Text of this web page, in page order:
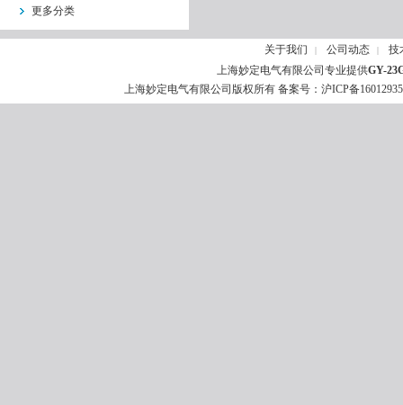
更多分类
关于我们 | 公司动态 |
技
上海妙定电气有限公司专业提供GY-
上海妙定电气有限公司版权所有 备案号： 沪ICP备